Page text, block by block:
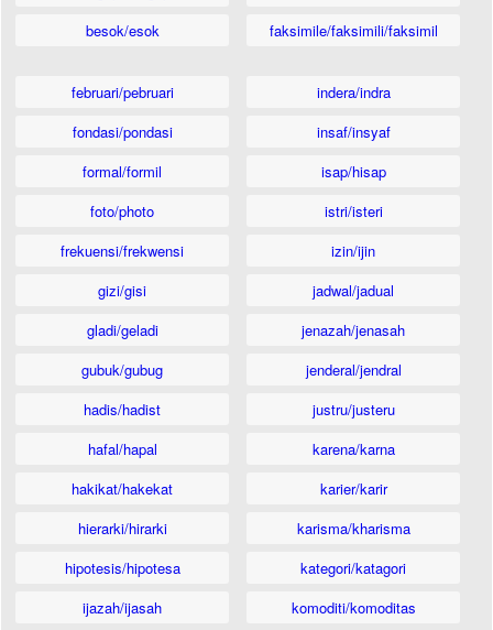
besok/esok
faksimile/faksimili/faksimil
februari/pebruari
fondasi/pondasi
formal/formil
foto/photo
frekuensi/frekwensi
gizi/gisi
gladi/geladi
gubuk/gubug
hadis/hadist
hafal/hapal
hakikat/hakekat
hierarki/hirarki
hipotesis/hipotesa
ijazah/ijasah
indera/indra
insaf/insyaf
isap/hisap
istri/isteri
izin/ijin
jadwal/jadual
jenazah/jenasah
jenderal/jendral
justru/justeru
karena/karna
karier/karir
karisma/kharisma
kategori/katagori
komoditi/komoditas